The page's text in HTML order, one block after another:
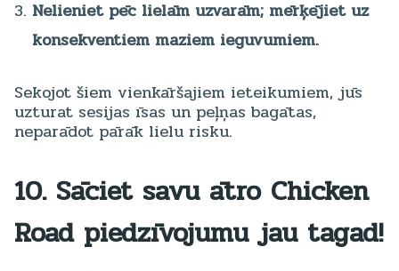
Nelieniet pēc lielām uzvarām; mērķējiet uz
konsekventiem maziem ieguvumiem.
Sekojot šiem vienkāršajiem ieteikumiem, jūs
uzturat sesijas īsas un peļņas bagātas,
neparādot pārāk lielu risku.
10. Sāciet savu ātro Chicken
Roadpiedzīvojumu jau tagad!